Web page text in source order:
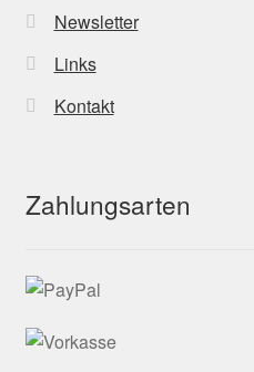
Newsletter
Links
Kontakt
Zahlungsarten